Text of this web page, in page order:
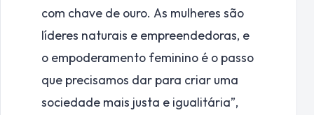
com chave de ouro. As mulheres são
líderes naturais e empreendedoras, e
o empoderamento feminino é o passo
que precisamos dar para criar uma
sociedade mais justa e igualitária”,